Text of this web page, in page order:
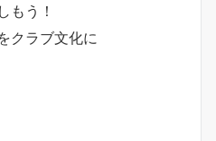
もう！
クラブ文化に